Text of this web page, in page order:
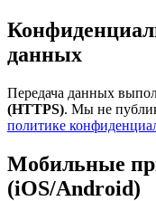
данных
Передача данных
(HTTPS). Мы не
политике
Мобильные
(iOS/Android)